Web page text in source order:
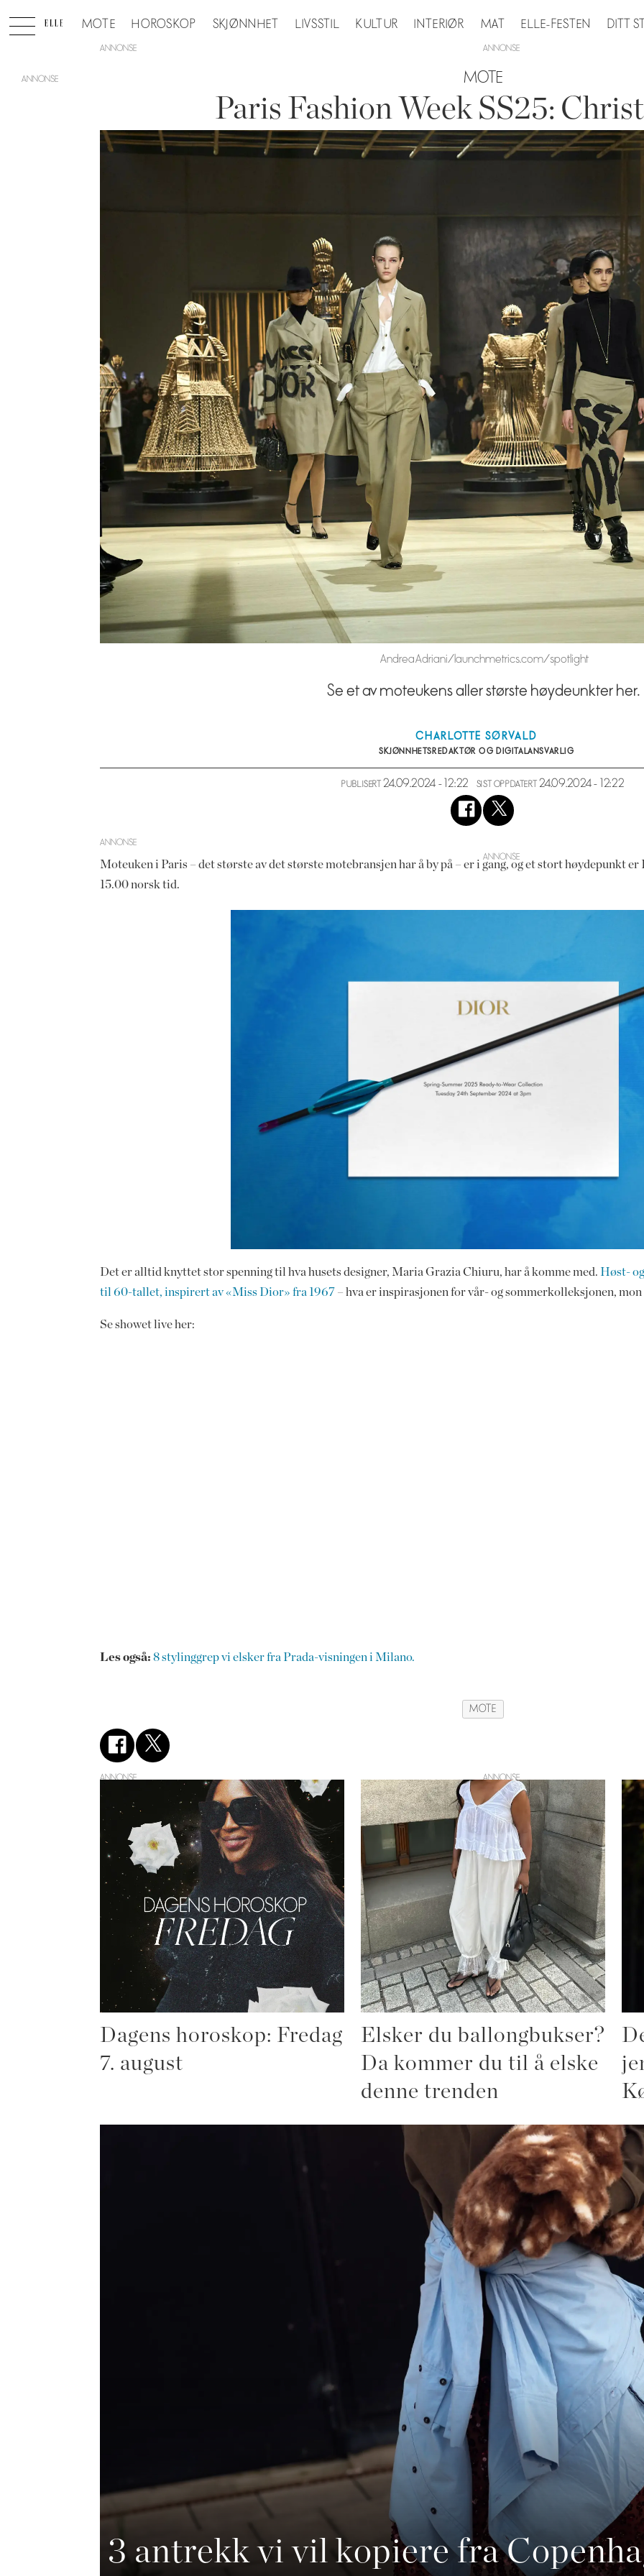
MOTE HOROSKOP SKJØNNHET LIVSSTIL KULTUR INTERIØR MAT ELLE-FESTEN DITT
ANNONSE
MOTE
Paris Fashion Week SS25:
Andrea Adriani/launchmetrics.com/spotlight
Se et av moteukens aller største høydeunkter her.
CHARLOTTE SØRVALD
SKJØNNHETSREDAKTØR OG DIGITALANSVARLIG
PUBLISERT 24.09.2024 - 12:22 SIST OPPDATERT 24.09.2024 - 12:22
ANNONSE
Moteuken i Paris – det største av det største motebransjen har å by på – er i gang, og et stort høydepunkt
15.00 norsk tid.
Det er alltid knyttet stor spenning til hva husets designer, Maria Grazia Chiuru, har å komme med.Høst-
til 60-tallet, inspirert av «Miss Dior» fra 1967 – hva er inspirasjonen for vår- og sommerkolleksjonen,
Se showet live her:
Les også: 8 stylinggrep vi elsker fra Prada-visningen i Milano.
MOTE
ANNONSE
Dagens horoskop: Fredag
7. august
Elsker du ballongbukser?
Da kommer du til å elske
denne trenden
3 antrekk vi vil kopiere fra